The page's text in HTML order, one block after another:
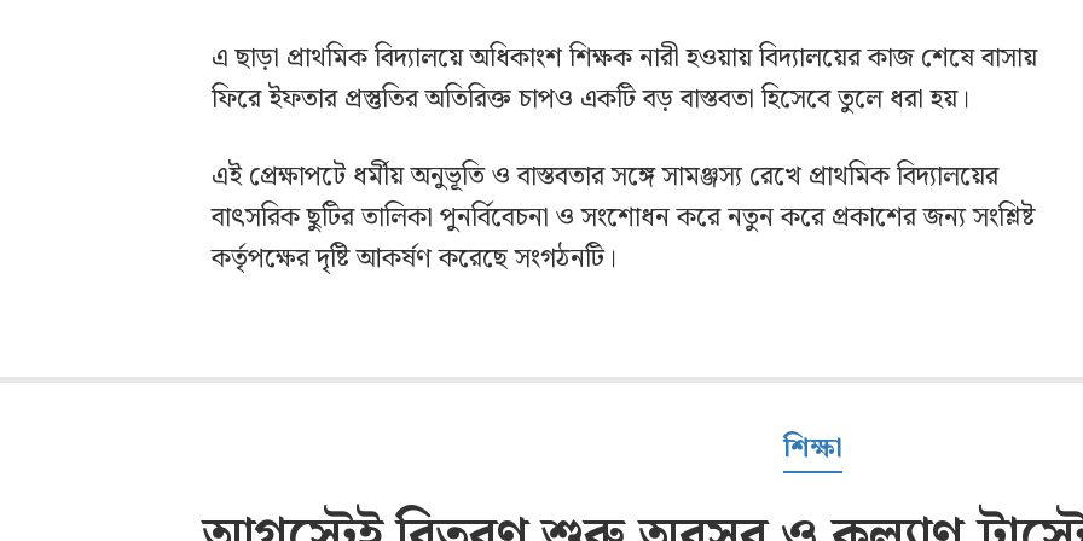
এ ছাড়া প্রাথমিক বিদ্যালয়ে অধিকাংশ শিক্ষক নারী হওয়ায় বিদ্যালয়ের কাজ শেষে বাসায়
ফিরে ইফতার প্রস্তুতির অতিরিক্ত চাপও একটি বড় বাস্তবতা হিসেবে তুলে ধরা হয়।
এই প্রেক্ষাপটে ধর্মীয় অনুভূতি ও বাস্তবতার সঙ্গে সামঞ্জস্য রেখে প্রাথমিক বিদ্যালয়ের
বাৎসরিক ছুটির তালিকা পুনর্বিবেচনা ও সংশোধন করে নতুন করে প্রকাশের জন্য সংশ্লিষ্ট
কর্তৃপক্ষের দৃষ্টি আকর্ষণ করেছে সংগঠনটি।
শিক্ষা